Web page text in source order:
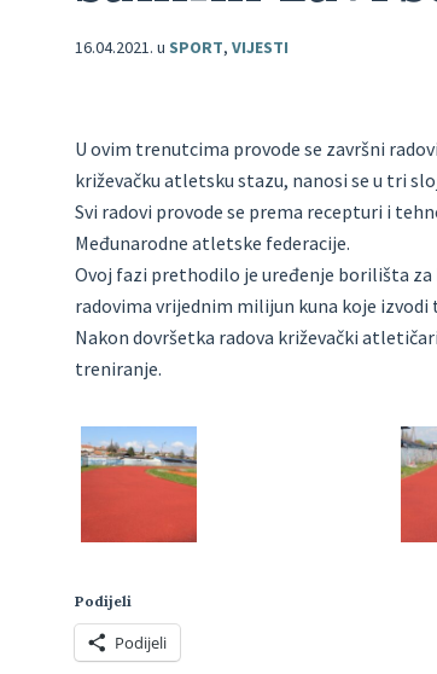
16.04.2021. u SPORT, VIJESTI
U ovim trenutcima provode se završni
križevačku atletsku stazu, nanosi se u tri
Svi radovi provode se prema recepturi i
Međunarodne atletske federacije.
Ovoj fazi prethodilo je uređenje borilišta za
radovima vrijednim milijun kuna koje izvodi
Nakon dovršetka radova križevački
treniranje.
Podijeli
Podijeli